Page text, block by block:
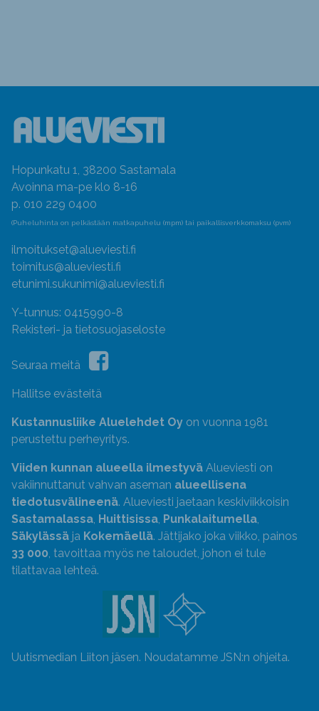
Hopunkatu 1, 38200 Sastamala
Avoinna ma-pe klo 8-16
p. 010 229 0400
(Puheluhinta on pelkästään matkapuhelu (mpm) tai paikallisverkkomaksu (pvm)
ilmoitukset@alueviesti.fi
toimitus@alueviesti.fi
etunimi.sukunimi@alueviesti.fi
Y-tunnus: 0415990-8
Rekisteri- ja tietosuojaseloste
Seuraa meitä
Hallitse evästeitä
Kustannusliike Aluelehdet Oy on vuonna 1981
perustettu perheyritys.
Viiden kunnan alueella ilmestyvä Alueviesti on
vakiinnuttanut vahvan aseman alueellisena
tiedotusvälineenä. Alueviesti jaetaan keskiviikkoisin
Sastamalassa, Huittisissa, Punkalaitumella,
Säkylässä ja Kokemäellä. Jättijako joka viikko, painos
33 000, tavoittaa myös ne taloudet, johon ei tule
tilattavaa lehteä.
Uutismedian Liiton jäsen. Noudatamme JSN:n ohjeita.